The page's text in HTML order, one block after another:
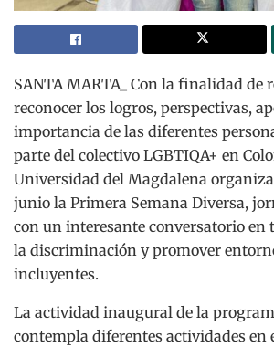
SANTA MARTA_ Con la finalidad de
reconocer los logros, perspectivas,
importancia de las diferentes
parte del colectivo LGBTIQA+ en
Universidad del Magdalena organiza
junio la Primera Semana Diversa,
con un interesante conversatorio en
la discriminación y promover
incluyentes.
La actividad inaugural de la
contempla diferentes actividades en